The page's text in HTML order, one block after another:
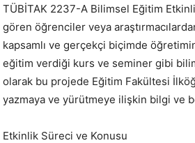
TÜBİTAK 2237-A Bilimsel Eğitim
gören öğrenciler veya
kapsamlı ve gerçekçi biçimde
eğitim verdiği kurs ve seminer gibi
olarak bu projede Eğitim Fakültesi
yazmaya ve yürütmeye ilişkin bilgi ve
Etkinlik Süreci ve Konusu